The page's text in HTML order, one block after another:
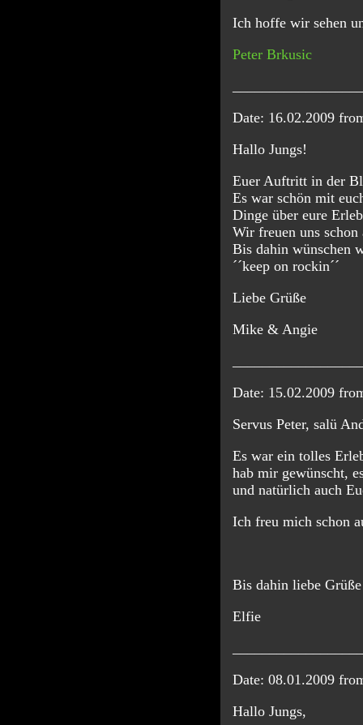
Ich hoffe wir sehen
Peter Brkusic
Date: 16.02.2009
Hallo Jungs!
Euer Auftritt in der
Es war schön mit
Dinge über eure
Wir freuen uns
Bis dahin wünschen
´´keep on rockin´´
Liebe Grüße
Mike & Angie
Date: 15.02.2009
Servus Peter, salü
Es war ein tolles
hab mir gewünscht,
und natürlich auch
Ich freu mich schon
Bis dahin liebe Grüße
Elfie
Date: 08.01.2009
Hallo Jungs,